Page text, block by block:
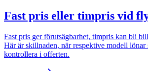
Fast pris eller timpris vid
Fast pris ger förutsägbarhet, timpris kan bli
Här är skillnaden, när respektive modell lönar
kontrollera i offerten.